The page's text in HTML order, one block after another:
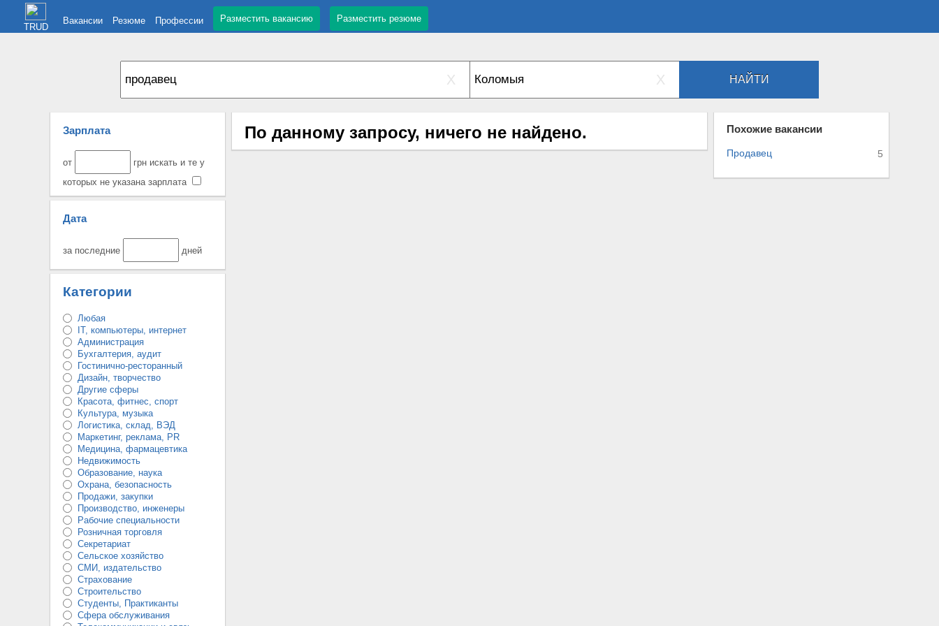
TRUD
Вакансии Резюме Профессии Разместить вакансию Разместить резюме
X X НАЙТИ
Зарплата
от
грн искать и те у
которых не указана зарплата
Дата
за последние дней
Категории
Любая
IT, компьютеры, интернет
Администрация
Бухгалтерия, аудит
Гостинично-ресторанный
Дизайн, творчество
Другие сферы
Красота, фитнес, спорт
Культура, музыка
Логистика, склад, ВЭД
Маркетинг, реклама, PR
Медицина, фармацевтика
Недвижимость
Образование, наука
Охрана, безопасность
Продажи, закупки
Производство, инженеры
Рабочие специальности
Розничная торговля
Секретариат
Сельское хозяйство
СМИ, издательство
Страхование
Строительство
Студенты, Практиканты
Сфера обслуживания
По данному запросу, ничего не найдено. Похожие вакансии
Продавец 5